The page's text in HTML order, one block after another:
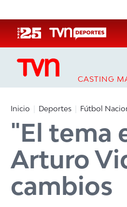
CASTING
Inicio Deportes Fútbol
"El tema
Arturo
cambios